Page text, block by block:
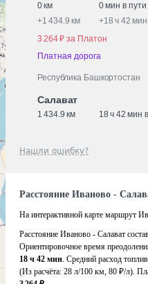
0 км
0 мин в пути
+1 434.9 км +18 ч 42 мин
3 264 ₽ за Платон
Платная дорога
Республика Башкортостан
Салават
1 434.9 км 18 ч 42 мин
Нашли ошибку?
Расстояние Иваново -
На интерактивной карте маршрут
Расстояние Иваново - Салават
Ориентировочное время
18 ч 42 мин. Средний расход
(Из расчёта: 28 л/100 км, 80 ₽/л).